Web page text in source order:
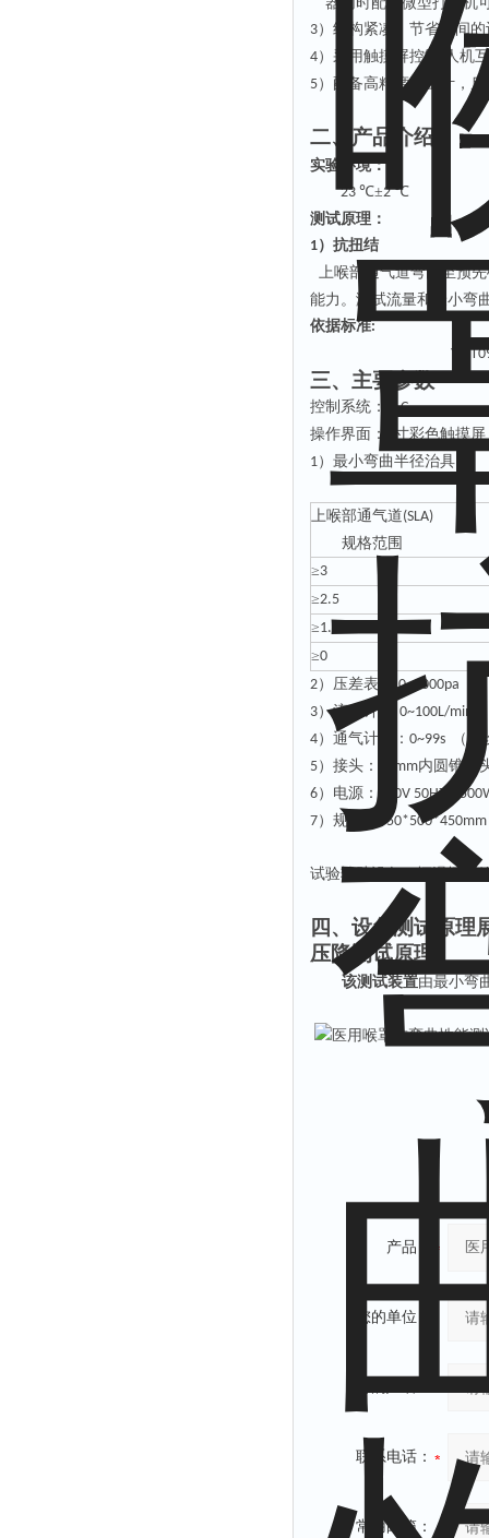
3）结构紧凑，节省空间
4）采用触摸屏控制
人机
5）配备高精度流量计，
二、产品介绍
实验环境：
23 ℃±2℃
测试原理：
1）抗扭结
上喉部通气道弯曲至预
能力。测试流量和最小弯
依据标准:
YY/
三、主要参数
控制系统：
PLC
操作界面：
寸彩色触摸屏
1）最小弯曲半径治具
上喉部通气道(SLA)
规格范围
≥3
≥2.5
≥1.5
≥0
2）压差表：0~2000pa
3）流量计 : 0~100L/min
4）通气计时： 0~99s
（
5）接头： 15mm内圆锥接
6）电源： 220V 50HZ
7）规格： 550*500*450mm
试验辅助设备：恒温恒湿
四、设备测试原理
压降测试原理
该测试装置由最小弯
产品：
您的单位：
联系电话：
常用邮箱：